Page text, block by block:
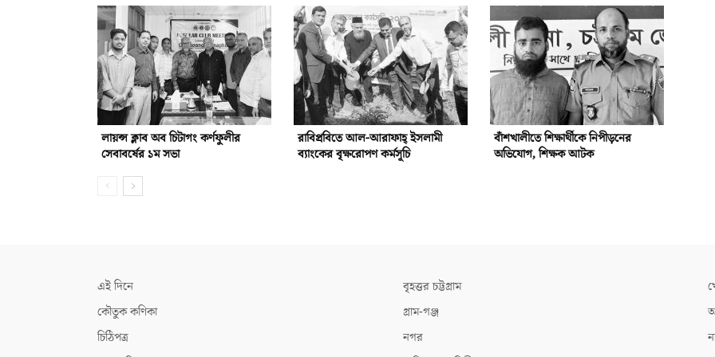
লায়ন্স ক্লাব অব চিটাগং কর্ণফুলীর
সেবাবর্ষের ১ম সভা
রাবিপ্রবিতে আল-আরাফাহ্‌ ইসলামী
ব্যাংকের বৃক্ষরোপণ কর্মসূচি
বাঁশখালীতে শিক্ষার্থীকে নিপীড়নের
অভিযোগ, শিক্ষক আটক
এই দিনে
কৌতুক কণিকা
চিঠিপত্র
বৃহত্তর চট্টগ্রাম
গ্রাম-গঞ্জ
নগর